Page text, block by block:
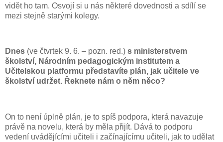
vidět ho tam. Osvojí si u nás některé dovednosti a sdílí se
mezi stejně starými kolegy.
Dnes (ve čtvrtek 9. 6. – pozn. red.) s ministerstvem
školství, Národním pedagogickým institutem a
Učitelskou platformu představíte plán, jak učitele ve
školství udržet. Řeknete nám o něm něco?
On to není úplně plán, je to spíš podpora, která navazuje
právě na novelu, která by měla přijít. Dává to podporu
vedení uvádějícími učiteli i začínajícímu učiteli, jak to udělat